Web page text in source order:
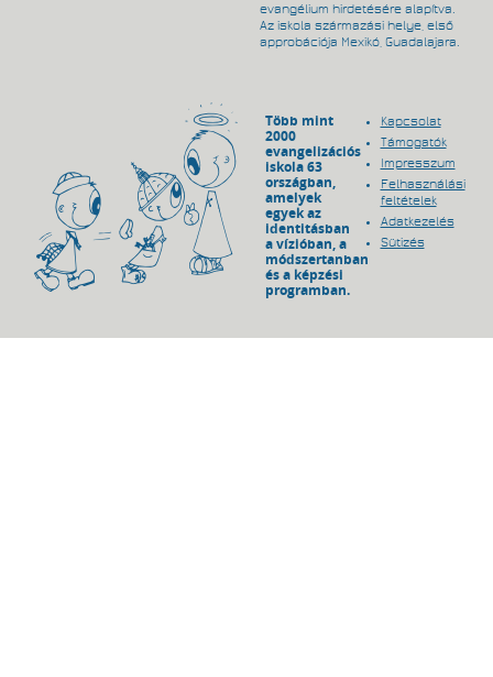
evangélium hirdetésére alapítva.
Az iskola származási helye, első
approbációja Mexikó, Guadalajara.
Több mint
2000
evangelizációs
iskola 63
országban,
amelyek
egyek az
identitásban
a vízióban, a
módszertanban
és a képzési
programban.
Kapcsolat
Támogatók
Impresszum
Felhasználási
feltételek
Adatkezelés
Sütizés